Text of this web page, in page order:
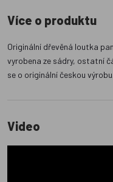
Více o produktu
Originální dřevěná loutka
vyrobena ze sádry, ostatní
se o originální českou výrobu.
Video